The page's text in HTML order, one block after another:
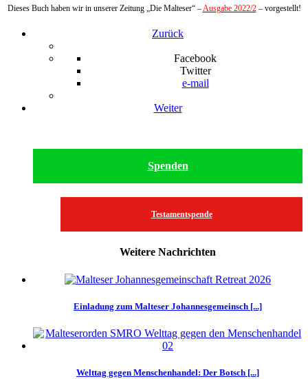
Dieses Buch haben wir in unserer Zeitung „Die Malteser“ –Ausgabe 2022/2– vorgestellt!
Zurück
Facebook
Twitter
e-mail
Weiter
Spenden
Testamentspende
Weitere Nachrichten
Einladung zum Malteser Johannesgemeinsch [...]
Welttag gegen Menschenhandel: Der Botsch [...]